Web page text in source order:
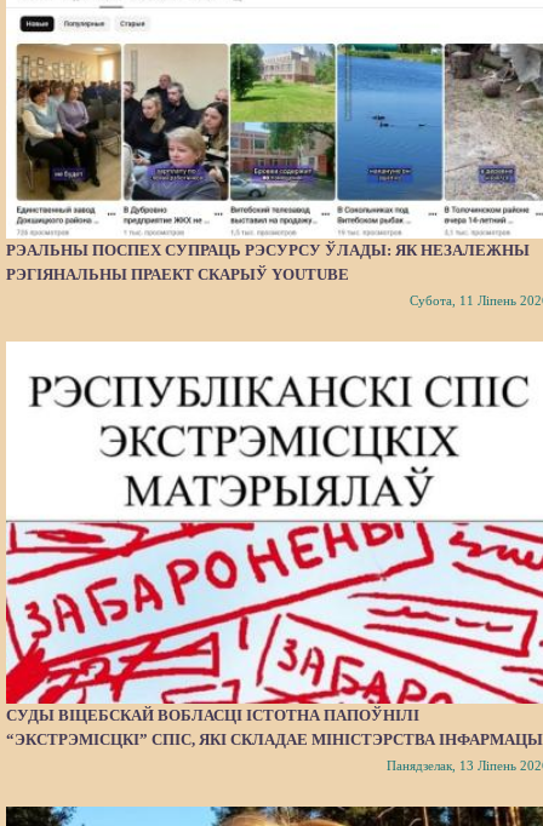
РЭАЛЬНЫ ПОСПЕХ СУПРАЦЬ РЭСУРСУ ЎЛАДЫ: ЯК НЕЗАЛЕЖНЫ
РЭГІЯНАЛЬНЫ ПРАЕКТ СКАРЫЎ YOUTUBE
Субота, 11 Ліпень
СУДЫ ВІЦЕБСКАЙ ВОБЛАСЦІ ІСТОТНА ПАПОЎНІЛІ
“ЭКСТРЭМІСЦКІ” СПІС, ЯКІ СКЛАДАЕ МІНІСТЭРСТВА
Панядзелак, 13 Ліпень